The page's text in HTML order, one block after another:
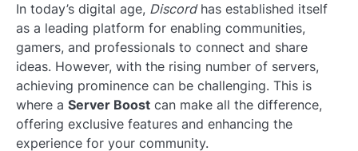
In today’s digital age, Discordhas established itself
as a leading platform for enabling communities,
gamers, and professionals to connect and share
ideas. However, with the rising number of servers,
achieving prominence can be challenging. This is
where a Server Boost can make all the difference,
offering exclusive features and enhancing the
experience for your community.